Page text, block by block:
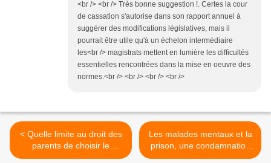
<br /> <br /> Très bonne suggestion !. Certes la cour
de cassation s'autorise dans son rapport annuel à
suggérer des modifications législatives, mais il
pourrait être utile qu'à un échelon intermédiaire
les<br /> magistrats mettent en lumière les difficultés
essentielles rencontrées dans la mise en oeuvre des
normes.<br /> <br /> <br /> <br />
< Quelle limite au droit des
parents de choisir le
prénom de leur enfant ?
Les malades mentaux et la
prison, une condamnation
de la France par la CEDH >